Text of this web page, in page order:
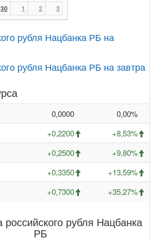
30 1 2 3
рубля Нацбанка РБ на
рубля Нацбанка РБ на завтра
0,0000
0,00%
+0,2200
+8,53%
+0,2500
+9,80%
+0,3350
+13,59%
+0,7300 +35,27%
российского рубля Нацбанка
РБ